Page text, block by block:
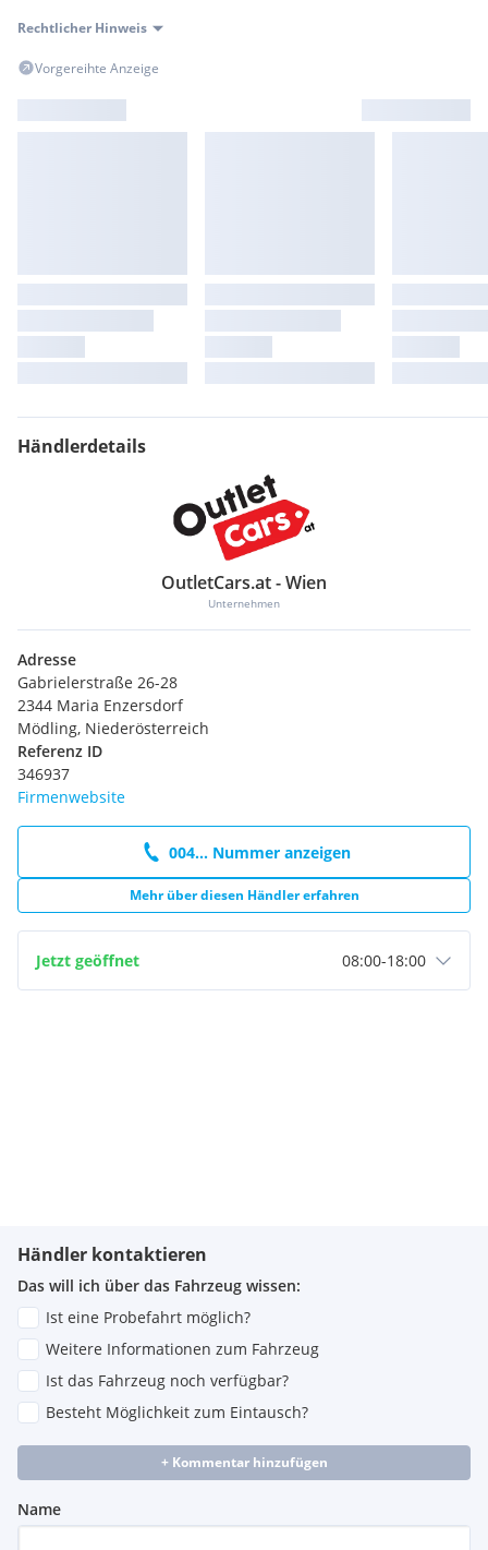
Stossfänger lackiert
Tagfahrlicht LED
Türgriffe aussen lackiert
USB-Anschluss und AUX-IN-Anschluss (CUP-Eingang)
USB-Schnittstelle vorn (2-fach - Typ C)
Extras:
LED+NAVI+Sportp.+Virtual+PDC
Rechtlicher Hinweis
Vorgereihte Anzeige
Händlerdetails
OutletCars.at - Wien
Unternehmen
Adresse
Gabrielerstraße 26-28
2344 Maria Enzersdorf
Mödling, Niederösterreich
Referenz ID
346937
Firmenwebsite
004... Nummer anzeigen
Mehr über diesen Händler erfahren
Jetzt geöffnet 08:00-18:00
Händler kontaktieren
Das will ich über das Fahrzeug wissen:
Ist eine Probefahrt möglich?
Weitere Informationen zum Fahrzeug
Ist das Fahrzeug noch verfügbar?
Besteht Möglichkeit zum Eintausch?
+ Kommentar hinzufügen
Name